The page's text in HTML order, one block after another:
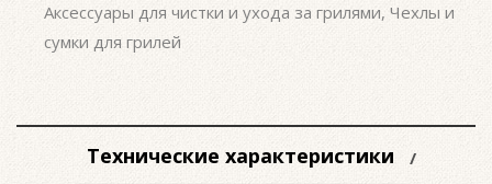
Аксессуары для чистки и ухода за грилями,Чехлы и
сумки для грилей
Технические характеристики